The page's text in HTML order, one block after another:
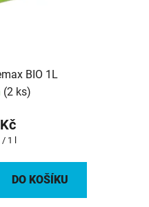
BIO 1L
(2 ks)
/ 1 l
DO KOŠÍKU